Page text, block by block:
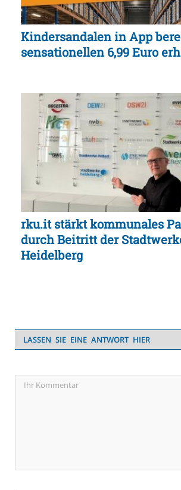
Kindersandalen in App
sensationellen 6,99 Euro
rku.it stärkt kommunales
durch Beitritt der
Heidelberg
LASSEN SIE EINE ANTWORT HIER